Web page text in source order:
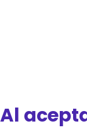
Al